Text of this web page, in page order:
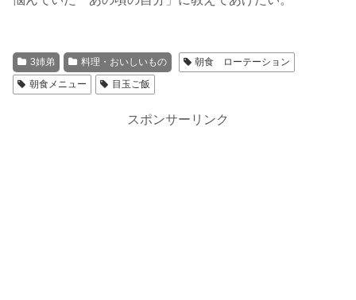
3姉弟 料理・おいしいもの
朝食 ローテーション
朝食メニュー
目玉ご飯
スポンサーリンク